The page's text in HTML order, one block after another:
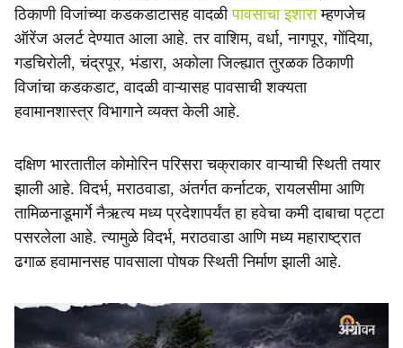
ठिकाणी विजांच्या कडकडाटासह वादळीपावसाचा इशाराम्हणजेच
ऑरेंज अलर्ट देण्यात आला आहे. तर वाशिम, वर्धा, नागपूर, गोंदिया,
गडचिरोली, चंद्रपूर, भंडारा, अकोला जिल्ह्यात तुरळक ठिकाणी
विजांचा कडकडाट, वादळी वाऱ्यासह पावसाची शक्यता
हवामानशास्त्र विभागाने व्यक्त केली आहे.
दक्षिण भारतातील कोमोरिन परिसरा चक्राकार वाऱ्याची स्थिती तयार
झाली आहे. विदर्भ, मराठवाडा, अंतर्गत कर्नाटक, रायलसीमा आणि
तामिळनाडूमार्गे नैऋत्य मध्य प्रदेशापर्यंत हा हवेचा कमी दाबाचा पट्टा
पसरलेला आहे. त्यामुळे विदर्भ, मराठवाडा आणि मध्य महाराष्ट्रात
ढगाळ हवामानसह पावसाला पोषक स्थिती निर्माण झाली आहे.